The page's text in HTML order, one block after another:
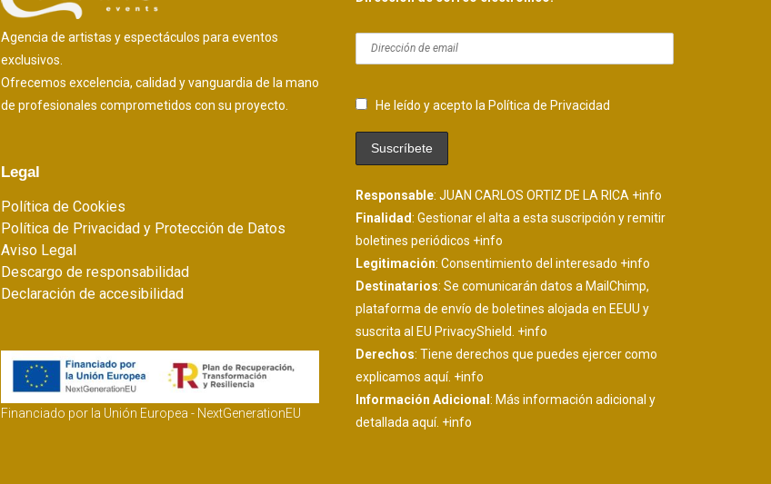
Agencia de artistas y espectáculos para eventos
exclusivos.
Ofrecemos excelencia, calidad y vanguardia de la mano
de profesionales comprometidos con su proyecto.
Legal
Política de Cookies
Política de Privacidad y Protección de Datos
Aviso Legal
Descargo de responsabilidad
Declaración de accesibilidad
Financiado por la Unión Europea - NextGenerationEU
He leído y acepto la Política de Privacidad
Responsable: JUAN CARLOS ORTIZ DE LA RICA +info
Finalidad: Gestionar el alta a esta suscripción y remitir
boletines periódicos +info
Legitimación: Consentimiento del interesado +info
Destinatarios: Se comunicarán datos a MailChimp,
plataforma de envío de boletines alojada en EEUU y
suscrita al EU PrivacyShield. +info
Derechos: Tiene derechos que puedes ejercer como
explicamos aquí. +info
Información Adicional : Más información adicional y
detallada aquí. +info